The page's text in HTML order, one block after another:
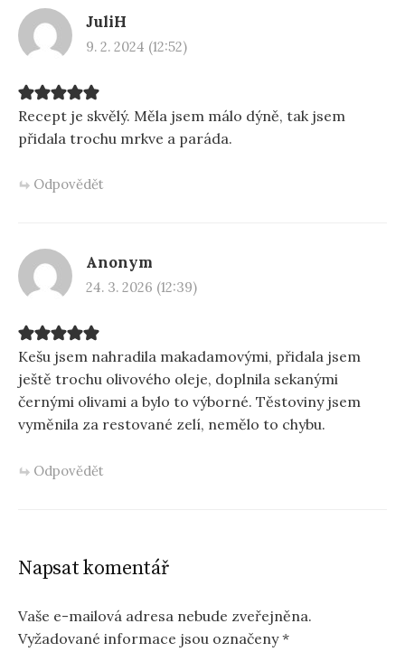
JuliH
9. 2. 2024 (12:52)
Recept je skvělý. Měla jsem málo dýně, tak jsem
přidala trochu mrkve a paráda.
Odpovědět
Anonym
24. 3. 2026 (12:39)
Kešu jsem nahradila makadamovými, přidala jsem
ještě trochu olivového oleje, doplnila sekanými
černými olivami a bylo to výborné. Těstoviny jsem
vyměnila za restované zelí, nemělo to chybu.
Odpovědět
Napsat komentář
Vaše e-mailová adresa nebude zveřejněna.
Vyžadované informace jsou označeny*